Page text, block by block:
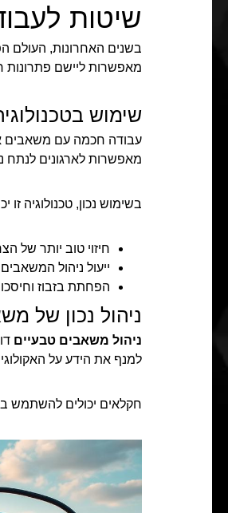
שיטות
בשנים האחרונות, העולם
מאפשרות ליישם פתרונות
שימוש
מאפשרות לארגונים לנתח
בשימוש נכון, טכנולוגיה
חיזוי טוב יותר של
ייעול ניהול
הפחתת בזבוז
ניהול נכון של
ניהול משאבים טבעיים
למנף את הידע על
חקלאים יכולים להשתמש